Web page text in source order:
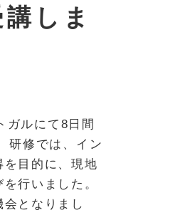
しま
ガルにて8日間
研修では、イン
目的に、現地
行いました。
となりまし